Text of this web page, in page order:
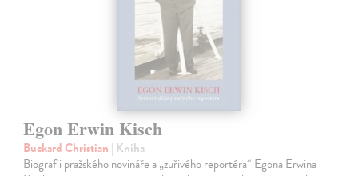
Egon Erwin Kisch
Buckard Christian | Kniha
Biografii pražského novináře a „zuřivého reportéra“ Egona Erwina